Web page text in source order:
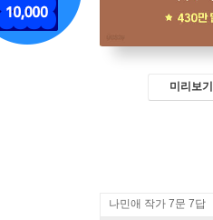
미리보기
나민애 작가 7문 7답